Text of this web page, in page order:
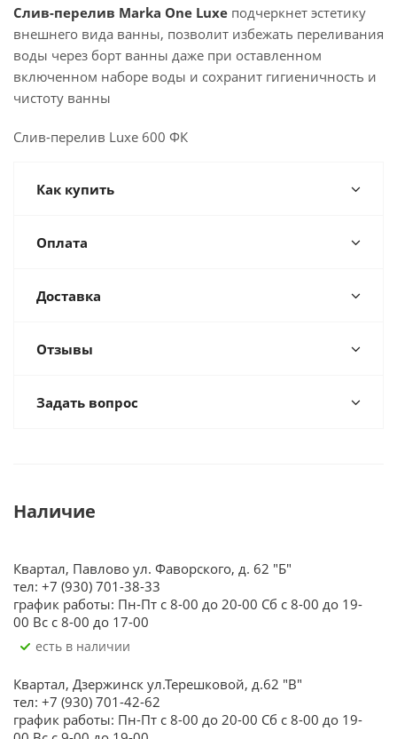
Слив-перелив Marka One Luxe подчеркнет эстетику
внешнего вида ванны, позволит избежать переливания
воды через борт ванны даже при оставленном
включенном наборе воды и сохранит гигиеничность и
чистоту ванны
Слив-перелив Luxe 600 ФК
Как купить
Оплата
Доставка
Отзывы
Задать вопрос
Наличие
Квартал, Павлово ул. Фаворского, д. 62 "Б"
тел: +7 (930) 701-38-33
график работы: Пн-Пт с 8-00 до 20-00 Сб с 8-00 до 19-
00 Вс с 8-00 до 17-00
Есть в наличии
Квартал, Дзержинск ул.Терешковой, д.62 "В"
тел: +7 (930) 701-42-62
график работы: Пн-Пт с 8-00 до 20-00 Сб с 8-00 до 19-